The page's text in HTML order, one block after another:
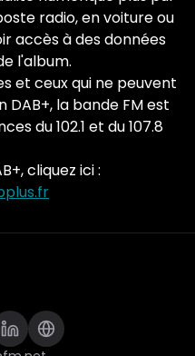
radio, en voiture ou
accès à des données
l'album.
et ceux qui ne peuvent
la bande FM est
du 102.1 et du 107.8
cliquez ici :